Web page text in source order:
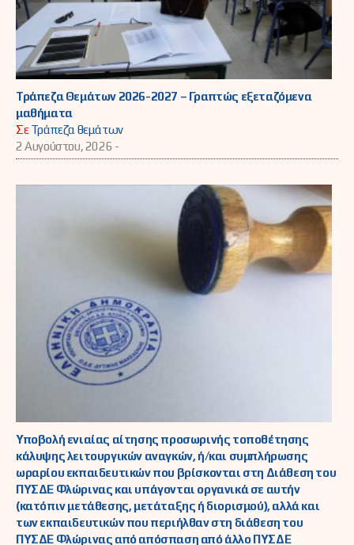
Τράπεζα Θεμάτων 2026-2027 – Γραπτώς εξεταζόμενα
μαθήματα
ΣεΤράπεζα θεμάτων
2 Αυγούστου, 2026 -
Υποβολή ενιαίας αίτησης προσωρινής τοποθέτησης
κάλυψης λειτουργικών αναγκών, ή/και συμπλήρωσης
ωραρίου εκπαιδευτικών που βρίσκονται στη Διάθεση του
ΠΥΣΔΕ Φλώρινας και υπάγονται οργανικά σε αυτήν
(κατόπιν μετάθεσης, μετάταξης ή διορισμού), αλλά και
των εκπαιδευτικών που περιήλθαν στη διάθεση του
ΠΥΣΔΕ Φλώρινας από απόσπαση από άλλο ΠΥΣΔΕ